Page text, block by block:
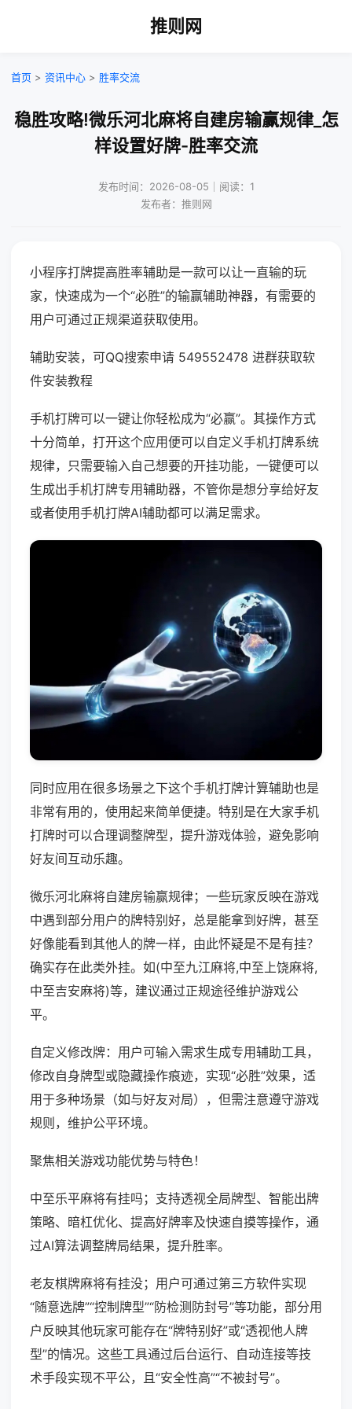
推则网
首页 > 资讯中心 > 胜率交流
稳胜攻略!微乐河北麻将自建房输赢规律_怎
样设置好牌-胜率交流
发布时间：2026-08-05｜阅读：1
发布者：推则网
小程序打牌提高胜率辅助是一款可以让一直输的玩
家，快速成为一个“必胜”的输赢辅助神器，有需要的
用户可通过正规渠道获取使用。
辅助安装，可QQ搜索申请 549552478 进群获取软
件安装教程
手机打牌可以一键让你轻松成为“必赢”。其操作方式
十分简单，打开这个应用便可以自定义手机打牌系统
规律，只需要输入自己想要的开挂功能，一键便可以
生成出手机打牌专用辅助器，不管你是想分享给好友
或者使用手机打牌AI辅助都可以满足需求。
同时应用在很多场景之下这个手机打牌计算辅助也是
非常有用的，使用起来简单便捷。特别是在大家手机
打牌时可以合理调整牌型，提升游戏体验，避免影响
好友间互动乐趣。
微乐河北麻将自建房输赢规律；一些玩家反映在游戏
中遇到部分用户的牌特别好，总是能拿到好牌，甚至
好像能看到其他人的牌一样，由此怀疑是不是有挂？
确实存在此类外挂。如(中至九江麻将,中至上饶麻将,
中至吉安麻将)等，建议通过正规途径维护游戏公
平。
自定义修改牌：用户可输入需求生成专用辅助工具，
修改自身牌型或隐藏操作痕迹，实现“必胜”效果，适
用于多种场景（如与好友对局），但需注意遵守游戏
规则，维护公平环境。
聚焦相关游戏功能优势与特色！
中至乐平麻将有挂吗；支持透视全局牌型、智能出牌
策略、暗杠优化、提高好牌率及快速自摸等操作，通
过AI算法调整牌局结果，提升胜率。
老友棋牌麻将有挂没；用户可通过第三方软件实现
“随意选牌”“控制牌型”“防检测防封号”等功能，部分用
户反映其他玩家可能存在“牌特别好”或“透视他人牌
型”的情况。这些工具通过后台运行、自动连接等技
术手段实现不平公，且“安全性高”“不被封号”。